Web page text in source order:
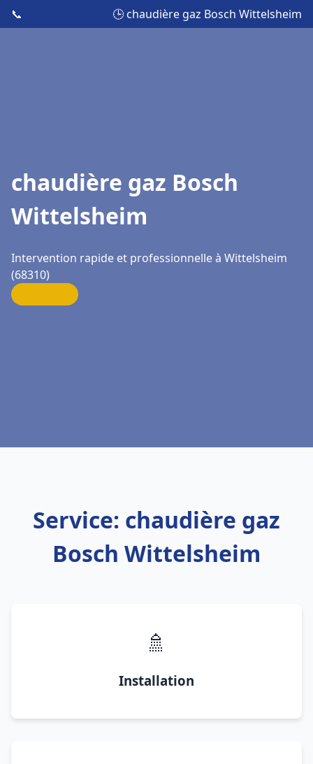
📞 🕒 chaudière gaz Bosch Wittelsheim
chaudière gaz Bosch
Wittelsheim
Intervention rapide et professionnelle à Wittelsheim
(68310)
Service: chaudière gaz
Bosch Wittelsheim
🚿
Installation